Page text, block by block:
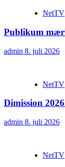
NetTV
Publikum
admin 8. juli 2026
NetTV
Dimission
admin 8. juli 2026
NetTV